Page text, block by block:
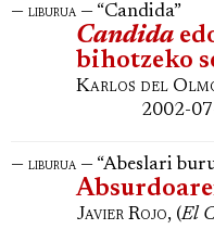
— liburua — “Candida”
Candida
bihotzeko
Karlos del
2002-
— liburua — “Abeslari
Javier Rojo, (El